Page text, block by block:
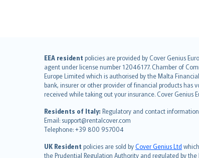
EEA resident policies are provided by Cover Genius
agent under license number 12046177. Chamber of
Europe Limited which is authorised by the Malta
bank, insurer or other provider of financial products has
received while taking out your insurance. Cover Genius
Residents of Italy: Regulatory and contact
Email: support@rentalcover.com
Telephone: +39 800 957004
UK Resident policies are sold byCover Genius Ltd
the Prudential Regulation Authority and regulated by
English (UK)
English (US)
Deutsch
français
Nederlands
español
italiano
简体中文
繁體中文